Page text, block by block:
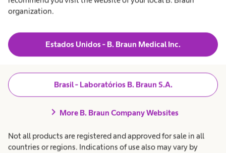
organization.
Estados Unidos - B. Braun Medical Inc.
Brasil - Laboratórios B. Braun S.A.
chevron_right More B. Braun Company Websites
Not all products are registered and approved for sale in all
countries or regions. Indications of use also may vary by
garantimos os mais altos padrões de qualidade
em nosso coração, e temos orgulho de educar
muitos jovens em nossas oficinas, mantendo e
o futuro.